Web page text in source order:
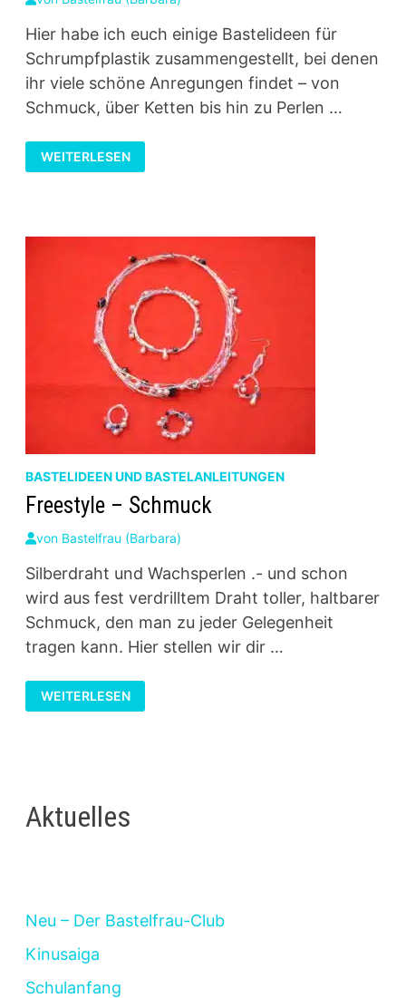
Hier habe ich euch einige Bastelideen für
Schrumpfplastik zusammengestellt, bei denen
ihr viele schöne Anregungen findet – von
Schmuck, über Ketten bis hin zu Perlen …
BASTELIDEEN
FÜR
SCHRUMPFPLASTIK
WEITERLESEN
BASTELIDEEN UND BASTELANLEITUNGEN
Freestyle – Schmuck
von Bastelfrau (Barbara)
Silberdraht und Wachsperlen .- und schon
wird aus fest verdrilltem Draht toller, haltbarer
Schmuck, den man zu jeder Gelegenheit
tragen kann. Hier stellen wir dir …
FREESTYLE
–
SCHMUCK
WEITERLESEN
Aktuelles
Neu – Der Bastelfrau-Club
Kinusaiga
Schulanfang